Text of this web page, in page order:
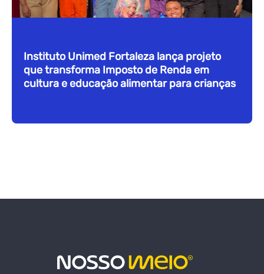
Instituto Unimed Fortaleza lança projeto
que transforma Imposto de Renda em
cultura e educação alimentar para crianças